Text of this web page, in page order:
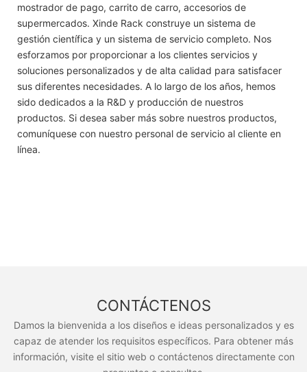
mostrador de pago, carrito de carro, accesorios de
supermercados. Xinde Rack construye un sistema de
gestión científica y un sistema de servicio completo. Nos
esforzamos por proporcionar a los clientes servicios y
soluciones personalizados y de alta calidad para satisfacer
sus diferentes necesidades. A lo largo de los años, hemos
sido dedicados a la R&D y producción de nuestros
productos. Si desea saber más sobre nuestros productos,
comuníquese con nuestro personal de servicio al cliente en
línea.
CONTÁCTENOS
Damos la bienvenida a los diseños e ideas personalizados y es
capaz de atender los requisitos específicos. Para obtener más
información, visite el sitio web o contáctenos directamente con